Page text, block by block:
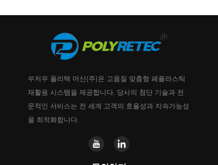
쑤저우 폴리텍 머신(주)은 고품질 맞춤형 폐플라스틱
재활용 시스템을 제공합니다. 당사의 첨단 기술과 전
문적인 서비스는 전 세계 고객의 효율성과 지속가능성
을 최적화합니다.